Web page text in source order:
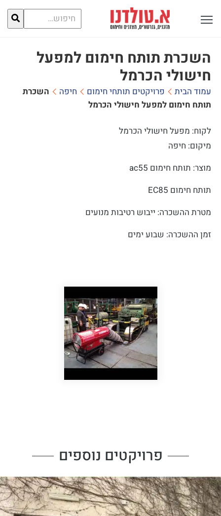
חיפוש
עבור:
פתח תפריט ראשי לתצוגה
השכרת תותח חימום למפעל
חישולי הכרמל
עמוד הבית פרויקטים תותחי חימום חיפה
השכרת
תותח חימום למפעל חישולי הכרמל
לקוח: מפעל חישולי הכרמל
מיקום: חיפה
מוצר: תותח חימום ac55
תותח חימום EC85
מטרת ההשכרה: ייבוש רטיבות מנועים
זמן ההשכרה: שבוע ימים
פרויקטים נוספים